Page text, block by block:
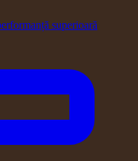
superioară